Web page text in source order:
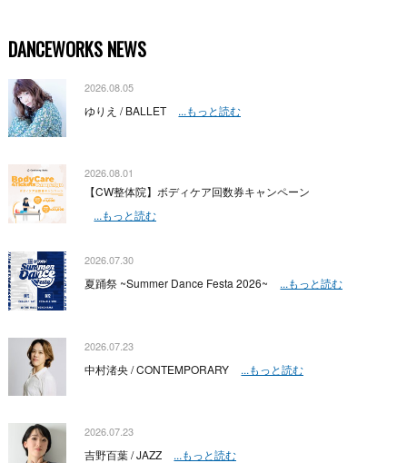
DANCEWORKS NEWS
2026.08.05
ゆりえ / BALLET ...もっと読む
2026.08.01
【CW整体院】ボディケア回数券キャンペーン
...もっと読む
2026.07.30
夏踊祭 ~Summer Dance Festa 2026~ ...もっと読む
2026.07.23
中村渚央 / CONTEMPORARY ...もっと読む
2026.07.23
吉野百葉 / JAZZ ...もっと読む